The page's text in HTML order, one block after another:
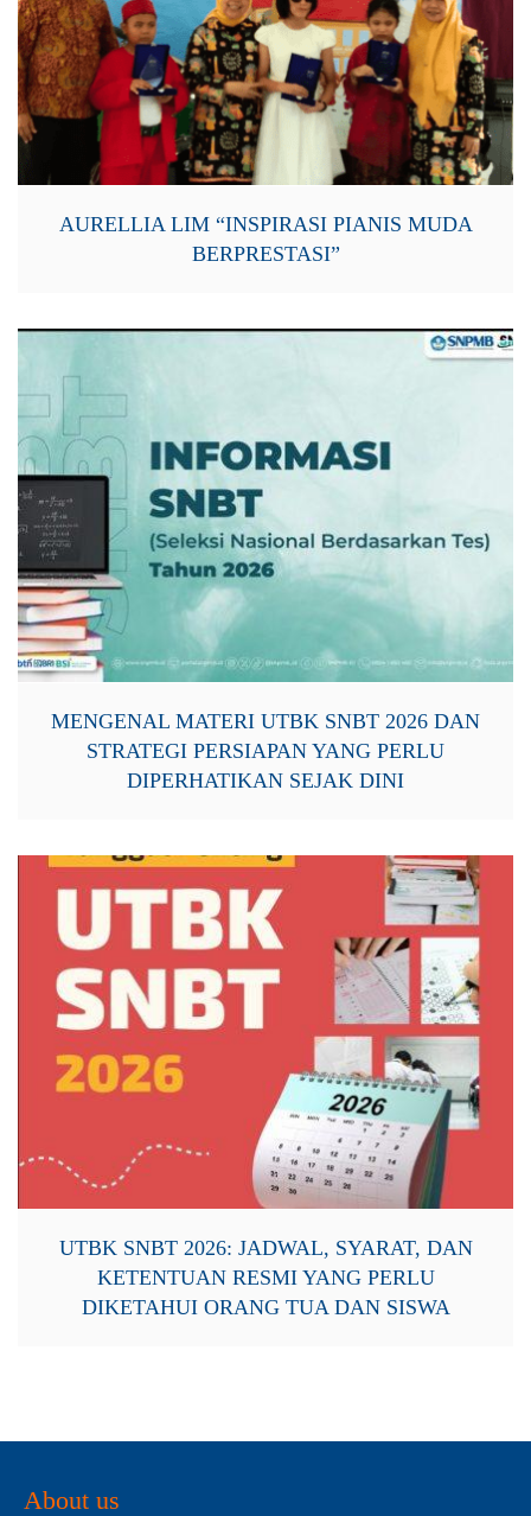
AURELLIA LIM “INSPIRASI PIANIS MUDA
BERPRESTASI”
MENGENAL MATERI UTBK SNBT 2026 DAN
STRATEGI PERSIAPAN YANG PERLU
DIPERHATIKAN SEJAK DINI
UTBK SNBT 2026: JADWAL, SYARAT, DAN
KETENTUAN RESMI YANG PERLU
DIKETAHUI ORANG TUA DAN SISWA
About us